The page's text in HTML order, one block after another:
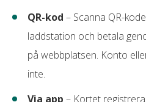
QR-kod – Scanna QR-
laddstation och betala
på webbplatsen. Konto
inte.
Via app – Kortet